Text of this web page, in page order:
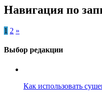
Навигация по
1 2 »
Выбор редакции
Как использовать